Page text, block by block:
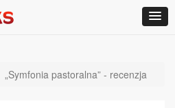
„Symfonia pastoralna” - recenzja